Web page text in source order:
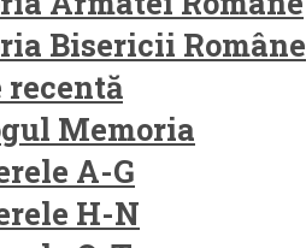
Bisericii Române
Memoria
A-G
H-N